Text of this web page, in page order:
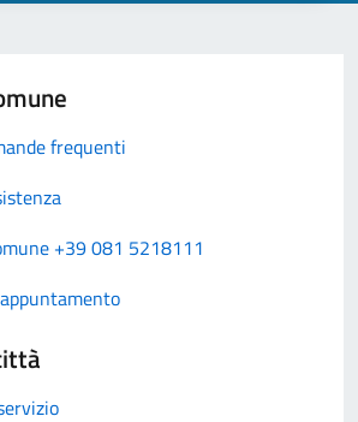
frequenti
+39 081 5218111